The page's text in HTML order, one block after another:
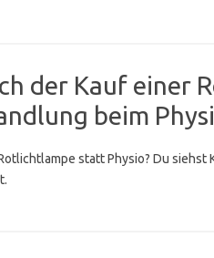
der Kauf einer
beim
statt Physio? Du